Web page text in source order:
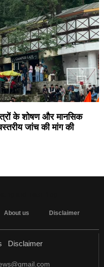
के शोषण और मानसिक
जांच की मांग की
About us Disclaimer
Disclaimer